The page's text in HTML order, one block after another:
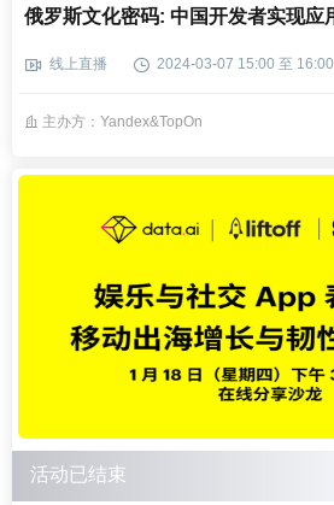
线上直播 2024-03-07 15:00 至 16:00
主办方：Yandex&TopOn
活动已结束